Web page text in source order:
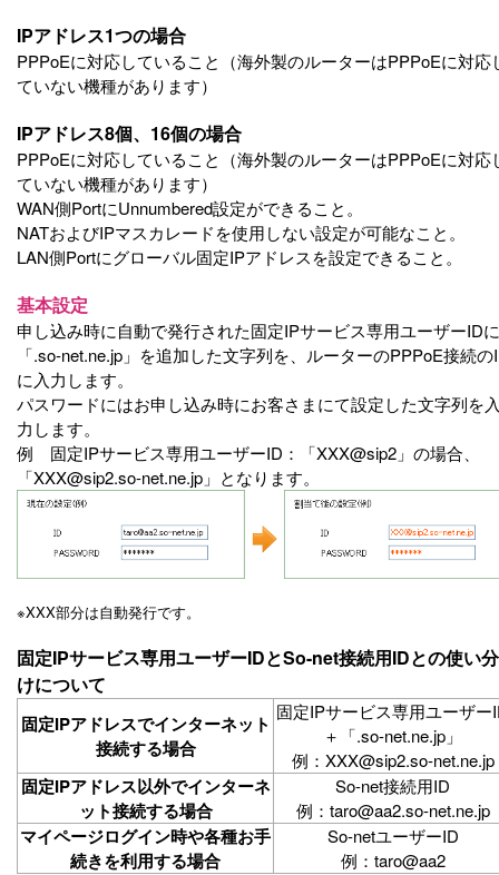
IPアドレス1つの場合
PPPoEに対応していること（海外製のルーターはPPPoEに対応
ていない機種があります）
IPアドレス8個、16個の場合
PPPoEに対応していること（海外製のルーターはPPPoEに対応
ていない機種があります）
WAN側PortにUnnumbered設定ができること。
NATおよびIPマスカレードを使用しない設定が可能なこと。
LAN側Portにグローバル固定IPアドレスを設定できること。
基本設定
申し込み時に自動で発行された固定IPサービス専用ユーザーIDに
「.so-net.ne.jp」を追加した文字列を、ルーターのPPPoE接続の
に入力します。
パスワードにはお申し込み時にお客さまにて設定した文字列を
力します。
例 固定IPサービス専用ユーザーID：「XXX@sip2」の場合、
「XXX@sip2.so-net.ne.jp」となります。
※XXX部分は自動発行です。
固定IPサービス専用ユーザーIDとSo-net接続用IDとの使い分
けについて
固定IPアドレスでインターネット
接続する場合
固定IPサービス専用ユーザー
＋「.so-net.ne.jp」
例：XXX@sip2.so-net.ne.jp
固定IPアドレス以外でインターネ
ット接続する場合
So-net接続用ID
例：taro@aa2.so-net.ne.jp
マイページログイン時や各種お手
続きを利用する場合
So-netユーザーID
例：taro@aa2